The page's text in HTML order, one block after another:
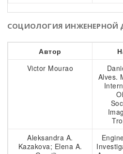
СОЦИОЛОГИЯ ИНЖЕНЕРНОЙ
Автор
Victor Mourao
Alves.
Aleksandra A.
Kazakova; Elena A.